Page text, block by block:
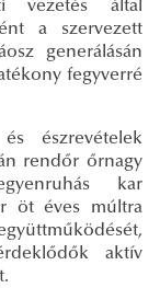
vezetés által
a szervezett
generálásán
fegyverré
észrevételek
rendőr őrnagy
kar
öt éves múltra
aktív